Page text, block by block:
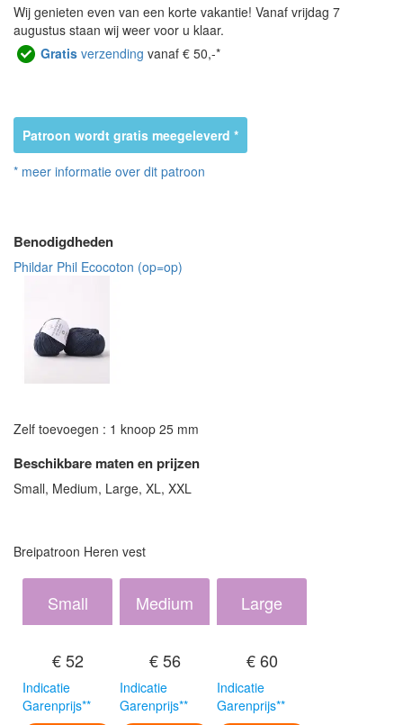
Wij genieten even van een korte vakantie! Vanaf vrijdag 7
augustus staan wij weer voor u klaar.
Gratis verzending vanaf € 50,-*
Patroon wordt gratis meegeleverd *
* meer informatie over dit patroon
Benodigdheden
Phildar Phil Ecocoton (op=op)
Zelf toevoegen : 1 knoop 25 mm
Beschikbare maten en prijzen
Small, Medium, Large, XL, XXL
Breipatroon Heren vest
Small
€ 52
Indicatie
Garenprijs**
Medium
€ 56
Indicatie
Garenprijs**
Large
€ 60
Indicatie
Garenprijs**